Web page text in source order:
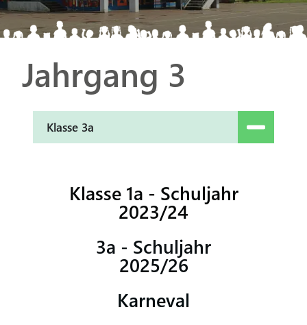
Jahrgang 3
Klasse 3a
Klasse 1a - Schuljahr
2023/24
3a - Schuljahr
2025/26
Karneval